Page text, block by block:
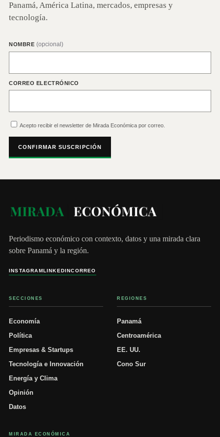
Panamá, América Latina, mercados, empresas y
tecnología.
NOMBRE (opcional)
CORREO ELECTRÓNICO
Acepto recibir el newsletter de Mirada Económica por correo.
CONFIRMAR SUSCRIPCIÓN
Periodismo económico con contexto, datos y una mirada clara
sobre Panamá y la región.
INSTAGRAMLINKEDINCORREO
SECCIONES
Economía
Política
Empresas & Startups
Tecnología e Innovación
Energía y Clima
Opinión
Datos
REGIONES
Panamá
Centroamérica
EE. UU.
Cono Sur
MIRADA ECONÓMICA